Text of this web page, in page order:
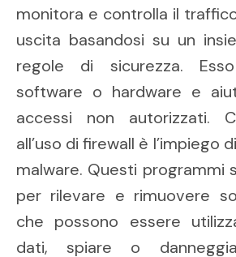
monitora e controlla il
uscita basandosi su un
regole di sicurezza.
software o hardware e
accessi non autorizzati.
all’uso di firewall è l’impiego
malware. Questi programmi
per rilevare e rimuovere
che possono essere
dati, spiare o